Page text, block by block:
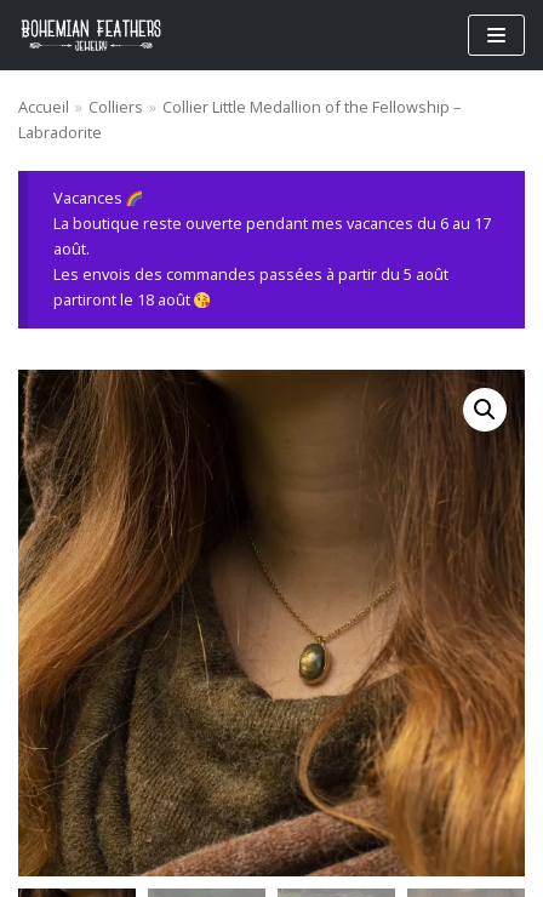
Aller
Accueil » Colliers » Collier Little Medallion of the Fellowship –
Labradorite
Vacances
La boutique reste ouverte pendant mes vacances du 6 au 17
août.
Les envois des commandes passées à partir du 5 août
partiront le 18 août